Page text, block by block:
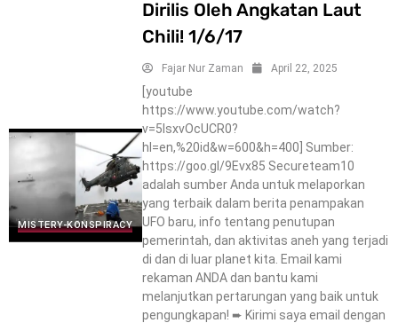
MISTERY-KONSPIRACY
Dirilis Oleh Angkatan Laut
Chili! 1/6/17
Fajar Nur Zaman April 22, 2025
[youtube
https://www.youtube.com/watch?
v=5IsxvOcUCR0?
hl=en,%20id&w=600&h=400] Sumber:
https://goo.gl/9Evx85 Secureteam10
adalah sumber Anda untuk melaporkan
yang terbaik dalam berita penampakan
UFO baru, info tentang penutupan
pemerintah, dan aktivitas aneh yang terjadi
di dan di luar planet kita. Email kami
rekaman ANDA dan bantu kami
melanjutkan pertarungan yang baik untuk
pengungkapan! ➨ Kirimi saya email dengan